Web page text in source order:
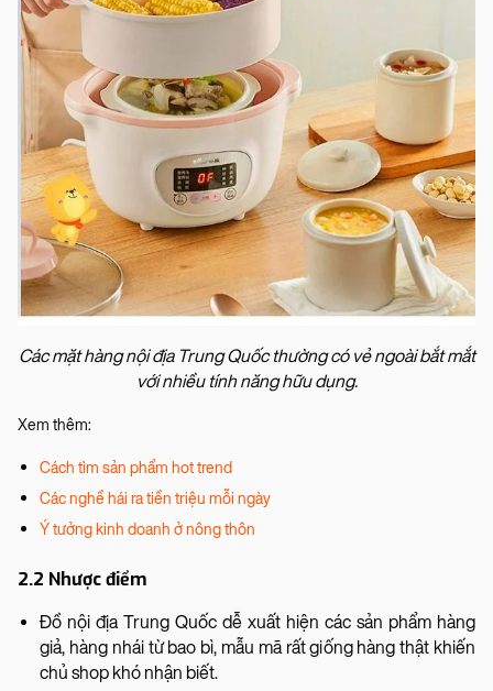
Các mặt hàng nội địa Trung Quốc thường có vẻ ngoài bắt mắt
với nhiều tính năng hữu dụng.
Xem thêm:
Cách tìm sản phẩm hot trend
Các nghề hái ra tiền triệu mỗi ngày
Ý tưởng kinh doanh ở nông thôn
2.2 Nhược điểm
Đồ nội địa Trung Quốc dễ xuất hiện các sản phẩm hàng
giả, hàng nhái từ bao bì, mẫu mã rất giống hàng thật khiến
chủ shop khó nhận biết.